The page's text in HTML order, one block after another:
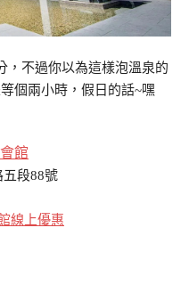
，不過你以為這樣泡溫泉的
個兩小時，假日的話~嘿
館
段88號
線上優惠